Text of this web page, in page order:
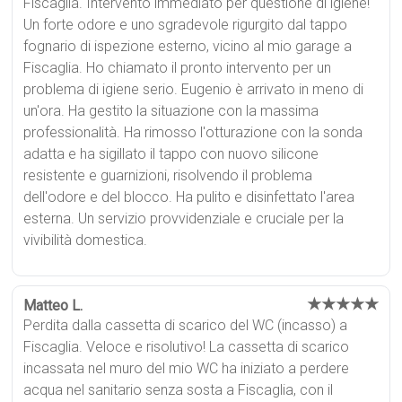
Un forte odore e uno sgradevole rigurgito dal tappo
fognario di ispezione esterno, vicino al mio garage a
Fiscaglia. Ho chiamato il pronto intervento per un
problema di igiene serio. Eugenio è arrivato in meno di
un'ora. Ha gestito la situazione con la massima
professionalità. Ha rimosso l'otturazione con la sonda
adatta e ha sigillato il tappo con nuovo silicone
resistente e guarnizioni, risolvendo il problema
dell'odore e del blocco. Ha pulito e disinfettato l'area
esterna. Un servizio provvidenziale e cruciale per la
vivibilità domestica.
Matteo L. ★★★★★
Perdita dalla cassetta di scarico del WC (incasso) a
Fiscaglia. Veloce e risolutivo! La cassetta di scarico
incassata nel muro del mio WC ha iniziato a perdere
acqua nel sanitario senza sosta a Fiscaglia, con il